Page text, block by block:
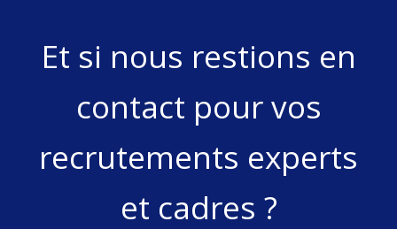
Et si nous restions en
contact pour vos
recrutements experts
et cadres ?